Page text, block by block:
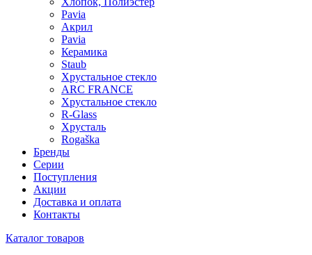
Pavia
Акрил
Pavia
Керамика
Staub
Хрустальное стекло
ARC FRANCE
Хрустальное стекло
R-Glass
Хрусталь
Rogaška
Бренды
Серии
Поступления
Акции
Доставка и оплата
Контакты
Каталог товаров